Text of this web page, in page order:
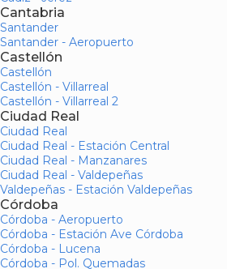
Cantabria
Santander
Santander - Aeropuerto
Castellón
Castellón
Castellón - Villarreal
Castellón - Villarreal 2
Ciudad Real
Ciudad Real
Ciudad Real - Estación Central
Ciudad Real - Manzanares
Ciudad Real - Valdepeñas
Valdepeñas - Estación Valdepeñas
Córdoba
Córdoba - Aeropuerto
Córdoba - Estación Ave Córdoba
Córdoba - Lucena
Córdoba - Pol. Quemadas